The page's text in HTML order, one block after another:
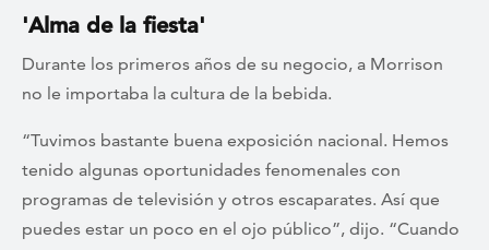
'Alma de la fiesta'
Durante los primeros años de su negocio, a Morrison
no le importaba la cultura de la bebida.
“Tuvimos bastante buena exposición nacional. Hemos
tenido algunas oportunidades fenomenales con
programas de televisión y otros escaparates. Así que
puedes estar un poco en el ojo público”, dijo. “Cuando